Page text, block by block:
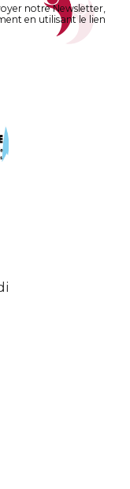
notre Newsletter,
en utilisant le lien